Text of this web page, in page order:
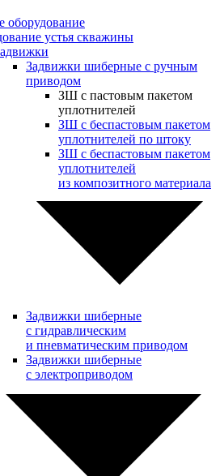
оборудование
устья скважины
Задвижки шиберные с ручным
приводом
ЗШ с пастовым пакетом
уплотнителей
ЗШ с беспастовым пакетом
уплотнителей по штоку
ЗШ с беспастовым пакетом
уплотнителей
из композитного материала
Задвижки шиберные
с гидравлическим
и пневматическим приводом
Задвижки шиберные
с электроприводом